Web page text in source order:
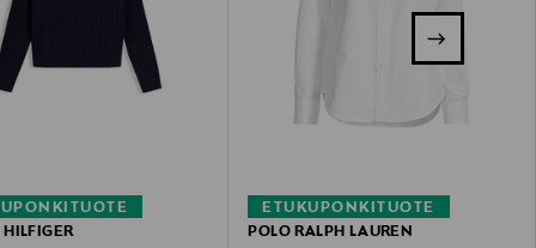
ETUKUPONKITUOTE
POLO RALPH LAUREN